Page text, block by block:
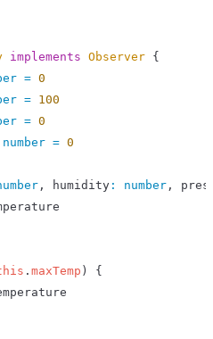
implements Observer {
= 0
= 100
= 0
number = 0
, humidity : number ,
. maxTemp ) {